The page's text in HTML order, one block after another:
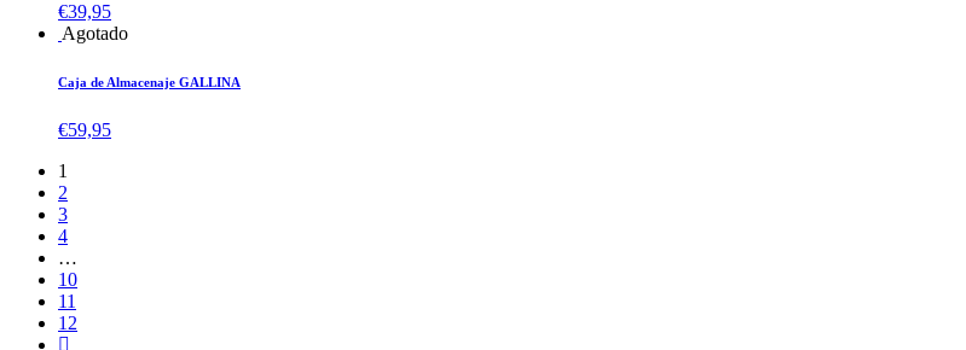
€39,95
Agotado
Caja de Almacenaje GALLINA
€59,95
1
2
3
4
…
10
11
12